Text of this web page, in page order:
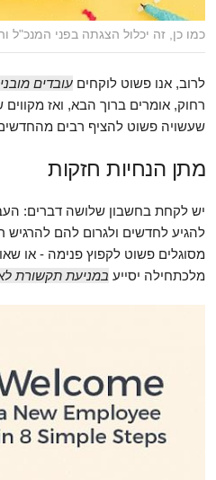
כמו כן, זה יכלול הצגתה בפני
לרוב, אנו פשוט לוקחים עובדים
רחוק, אומרים ברוך הבא, ואז
שעשויה פשוט להציף רבים
מתן הנחיות חזקות
יש לקחת בחשבון שלושה דברים:
להגיע לחדשים ולגרום להם להרגיש
מסוגלים פשוט לקפוץ פנימה - או
מלכתחילה יסייע במניעת תקשורת